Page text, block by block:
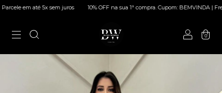
em até 5x sem juros 10% OFF na sua 1ª compra. Cupom: BEMVINDA |
0